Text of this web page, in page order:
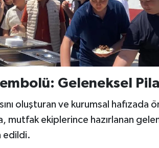
Geleneksel
oluşturan ve kurumsal hafızada
mutfak ekiplerince hazırlanan
edildi.